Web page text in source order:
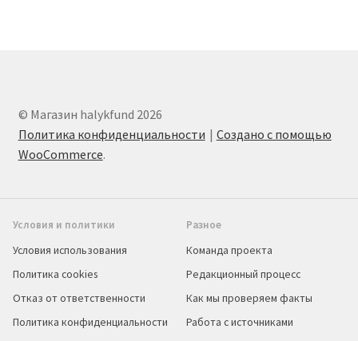
© Магазин halykfund 2026
Политика конфиденциальности
Создано с помощью
WooCommerce.
Условия и политики
Условия использования
Политика cookies
Отказ от ответственности
Политика конфиденциальности
Разное
Команда проекта
Редакционный процесс
Как мы проверяем факты
Работа с источниками